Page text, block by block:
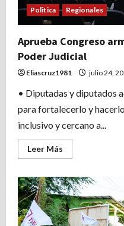
Politica Regionales
Aprueba Congreso
Poder Judicial
Eliascruz1981 julio 24,
• Diputadas y diputados
para fortalecerlo y
inclusivo y cercano a...
Leer Más
más
Aprueba
Congreso
armonización
de
reforma
al